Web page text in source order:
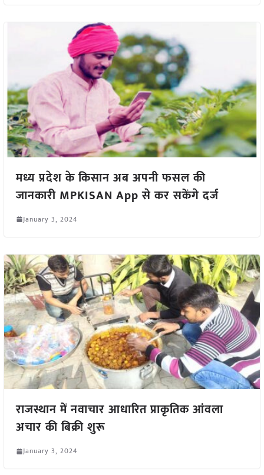
मध्य प्रदेश के किसान अब अपनी फसल की
जानकारी MPKISAN App से कर सकेंगे दर्ज
January 3, 2024
राजस्थान में नवाचार आधारित प्राकृतिक आंवला
अचार की बिक्री शुरू
January 3, 2024